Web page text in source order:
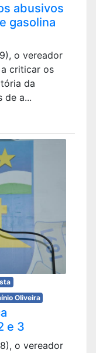
abusivos
gasolina
o vereador
criticar os
da
de a...
Oliveira
e 3
o vereador